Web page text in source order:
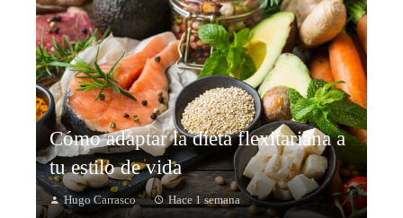
Cómo adaptar la dieta flexitariana a
tu estilo de vida
Hugo Carrasco Hace 1 semana